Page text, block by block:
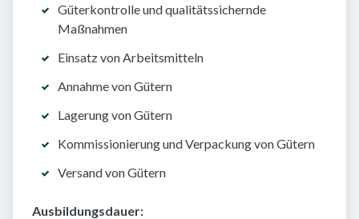
Güterkontrolle und qualitätssichernde
Maßnahmen
Einsatz von Arbeitsmitteln
Annahme von Gütern
Lagerung von Gütern
Kommissionierung und Verpackung von Gütern
Versand von Gütern
Ausbildungsdauer: